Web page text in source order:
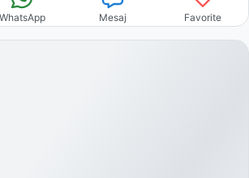
WhatsApp Mesaj Favorite